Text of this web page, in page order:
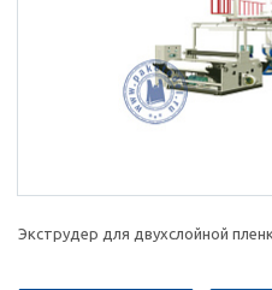
Экструдер для двухслойной